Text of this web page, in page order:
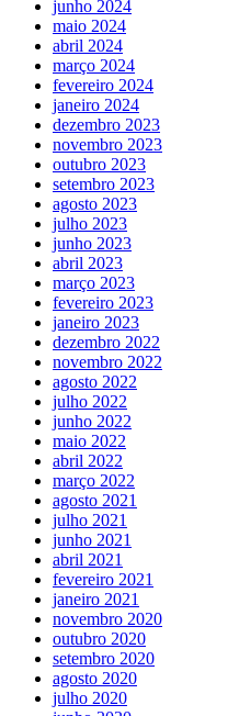
junho 2024
maio 2024
abril 2024
março 2024
fevereiro 2024
janeiro 2024
dezembro 2023
novembro 2023
outubro 2023
setembro 2023
agosto 2023
julho 2023
junho 2023
abril 2023
março 2023
fevereiro 2023
janeiro 2023
dezembro 2022
novembro 2022
agosto 2022
julho 2022
junho 2022
maio 2022
abril 2022
março 2022
agosto 2021
julho 2021
junho 2021
abril 2021
fevereiro 2021
janeiro 2021
novembro 2020
outubro 2020
setembro 2020
agosto 2020
julho 2020